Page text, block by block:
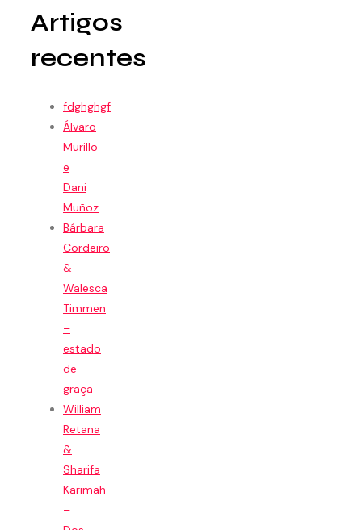
Artigos
recentes
fdghghgf
Álvaro
Murillo
e
Dani
Muñoz
Bárbara
Cordeiro
&
Walesca
Timmen
–
estado
de
graça
William
Retana
&
Sharifa
Karimah
–